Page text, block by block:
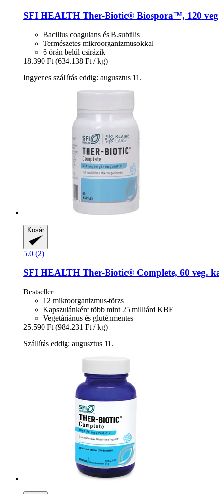
SFI HEALTH Ther-​Biotic® Biospora™, 120
Bacillus coagulans és B.subtilis
Természetes mikroorganizmusokkal
6 órán belül csírázik
18.390 Ft (634.138 Ft / kg)
Ingyenes szállítás eddig: augusztus 11.
Kosár
5.0 (2)
SFI HEALTH Ther-​Biotic® Complete, 60 veg.
Bestseller
12 mikroorganizmus-törzs
Kapszulánként több mint 25 milliárd KBE
Vegetáriánus és gluténmentes
25.590 Ft (984.231 Ft / kg)
Szállítás eddig: augusztus 11.